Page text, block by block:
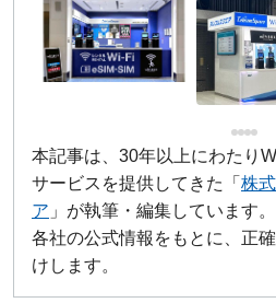
本記事は、30年以上にわたり
サービスを提供してきた「 株
ア 」が執筆・編集しています
各社の公式情報をもとに、正
けします。